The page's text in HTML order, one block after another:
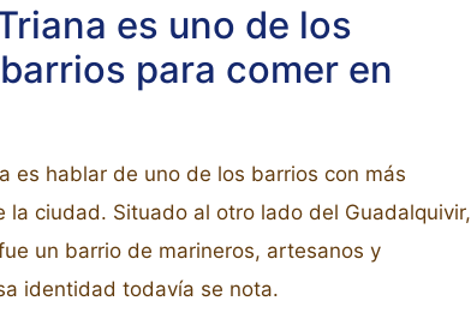
es uno de los
para comer en
es hablar de uno de los barrios con más
la ciudad. Situado al otro lado del Guadalquivir,
un barrio de marineros, artesanos y
identidad todavía se nota.